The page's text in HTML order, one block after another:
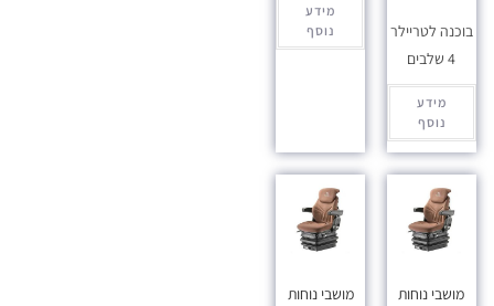
בוכנה לטריילר
מידע
נוסף
מידע
נוסף
מושבי נוחות מושבי נוחות